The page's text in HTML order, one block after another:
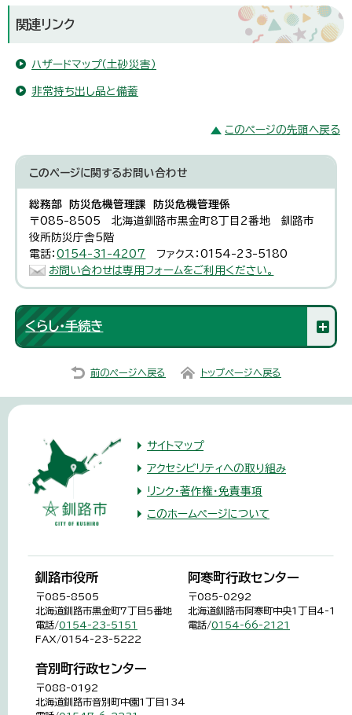
関連リンク
ハザードマップ（土砂災害）
非常持ち出し品と備蓄
このページの先頭へ戻る
このページに関するお問い合わせ
総務部 防災危機管理課 防災危機管理係
〒085-8505 北海道釧路市黒金町8丁目2番地 釧路市
役所防災庁舎5階
電話：0154-31-4207
ファクス：0154-23-5180
お問い合わせは専用フォームをご利用ください。
くらし・手続き
前のページへ戻る トップページへ戻る
サイトマップ
アクセシビリティへの取り組み
リンク・著作権・免責事項
このホームページについて
釧路市役所
〒085-8505
北海道釧路市黒金町7丁目5番地
電話/0154-23-5151
FAX/0154-23-5222
阿寒町行政センター
〒085-0292
北海道釧路市阿寒町中央1丁目4-1
電話/0154-66-2121
音別町行政センター
〒088-0192
北海道釧路市音別町中園1丁目134